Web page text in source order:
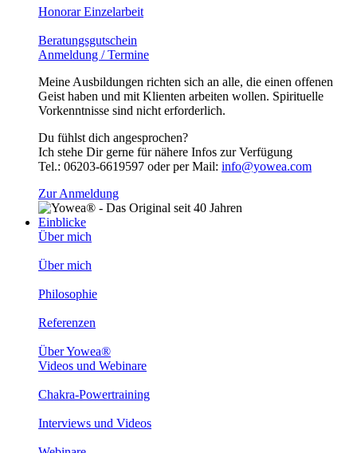
Honorar Einzelarbeit
Beratungsgutschein
Anmeldung / Termine
Meine Ausbildungen richten sich an alle, die einen offenen
Geist haben und mit Klienten arbeiten wollen. Spirituelle
Vorkenntnisse sind nicht erforderlich.
Du fühlst dich angesprochen?
Ich stehe Dir gerne für nähere Infos zur Verfügung
Tel.: 06203-6619597 oder per Mail: info@yowea.com
Zur Anmeldung
Einblicke
Über mich
Über mich
Philosophie
Referenzen
Über Yowea®
Videos und Webinare
Chakra-Powertraining
Interviews und Videos